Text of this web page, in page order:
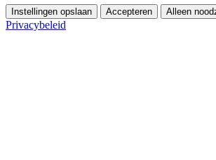
Instellingen opslaan Accepteren Alleen
Privacybeleid